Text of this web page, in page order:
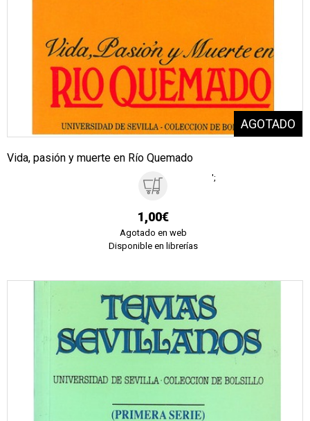
Vida, pasión y muerte en Río Quemado
1,00€
Agotado en web
Disponible en librerías
';